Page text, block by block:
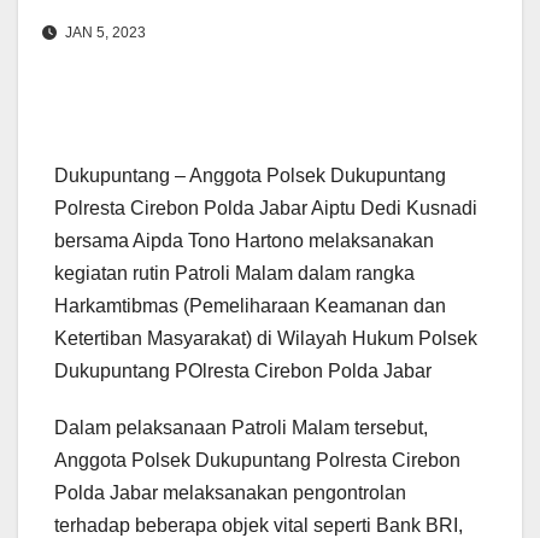
JAN 5, 2023
Dukupuntang – Anggota Polsek Dukupuntang
Polresta Cirebon Polda Jabar Aiptu Dedi Kusnadi
bersama Aipda Tono Hartono melaksanakan
kegiatan rutin Patroli Malam dalam rangka
Harkamtibmas (Pemeliharaan Keamanan dan
Ketertiban Masyarakat) di Wilayah Hukum Polsek
Dukupuntang POlresta Cirebon Polda Jabar
Dalam pelaksanaan Patroli Malam tersebut,
Anggota Polsek Dukupuntang Polresta Cirebon
Polda Jabar melaksanakan pengontrolan
terhadap beberapa objek vital seperti Bank BRI,